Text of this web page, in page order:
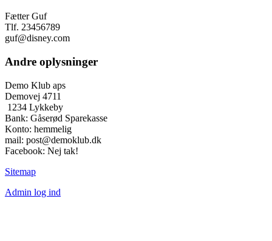
Fætter Guf
Tlf. 23456789
guf@disney.com
Andre oplysninger
Demo Klub aps
Demovej 4711
1234 Lykkeby
Bank: Gåserød Sparekasse
Konto: hemmelig
mail: post@demoklub.dk
Facebook: Nej tak!
Sitemap
Admin log ind